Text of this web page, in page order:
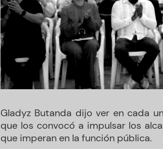
Gladyz Butanda dijo ver en cada
que los convocó a impulsar los
que imperan en la función pública.